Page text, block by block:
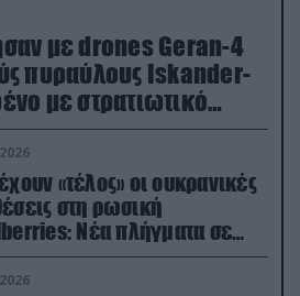
με drones Geran-4
πυραύλους Iskander-
με στρατιωτικό
«τέλος» οι ουκρανικές
στη ρωσική
Νέα πλήγματα σε
στα Ουράλια